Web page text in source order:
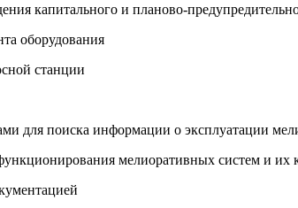
капитального и планово-
оборудования
станции
для поиска информации о эксплуатации
мелиоративных систем и их